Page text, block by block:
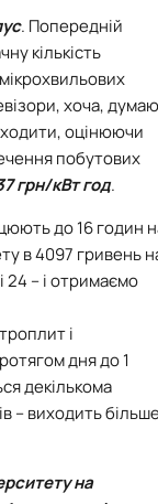
. Попередній
кількість
хоча,
оцінюючи
побутових
грн/кВт год.
до 16 годин
в 4097 гривень
– і отримаємо
і
дня до 1
декількома
– виходить
на